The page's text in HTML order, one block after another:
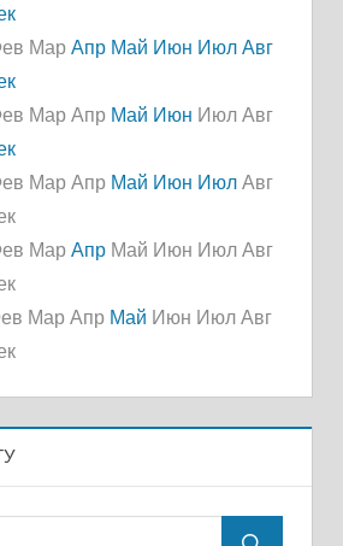
Мар Апр Май Июн Июл Авг
Мар Апр Май Июн Июл Авг
Мар Апр Май Июн Июл Авг
Мар Апр Май Июн Июл Авг
Мар Апр Май Июн Июл Авг